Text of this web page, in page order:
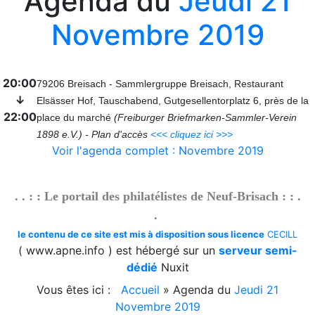
Blog
2026/07/27 :Timbres 2026 - Cascades et rivières de
Téléchargement
2026/08/01 :Album - Thématique|3D - La philatélie
en 3D - Um Al Qiwain - 1972-9-3
2026/08/01 : Album - Thématique|3D - La philatélie
en 3D - Um Al Qiwain - 1972-9-2
en 3D - Um Al Qiwain - 1972-9-1
2026/08/01 :Album - Thématique|3D - La philatélie
en 3D - Um Al Qiwain - 1972-8-2
2026/08/01 :Album - Thématique|3D - La philatélie
en 3D - Um Al Qiwain - 1972-8-1
Album - Thématique|3D - La philatélie
en 3D - Um Al Qiwain - 1972-7-2
Album - Thématique|3D - La philatélie
Novembre 2019
20:00
↓
22:00
79206 Breisach - Sammlergruppe Breisach, Restaurant
Elsässer Hof, Tauschabend, Gutgesellentorplatz 6, près de la
place du marché (Freiburger Briefmarken-Sammler-Verein
1898 e.V.) - Plan d'accès <<< cliquez ici >>>
Voir l'agenda complet : Novembre 2019
. . : : Le portail des philatélistes de Neuf-Brisach : : .
.
le contenu de ce site est mis à disposition sous licence CECILL
( www.apne.info ) est hébergé sur un serveur semi-
dédié Nuxit
Vous êtes ici :
Accueil » Agenda du Jeudi 21
Novembre 2019